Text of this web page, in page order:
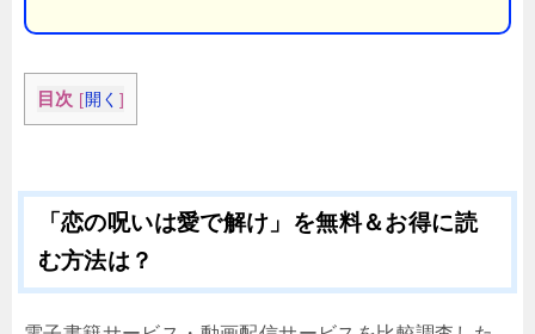
目次 [開く ]
「恋の呪いは愛で解け」を無料＆お得に読
む方法は？